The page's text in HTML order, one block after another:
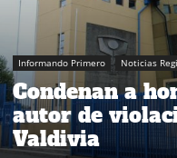
Informando Primero Noticias
Condenan a
autor de
Valdivia